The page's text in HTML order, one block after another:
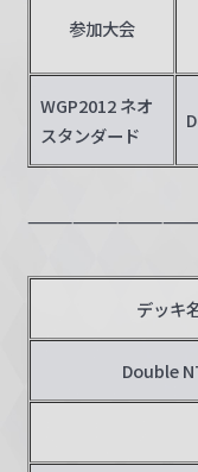
参加大会
WGP2012 ネオ
スタンダード
デッキ
Double